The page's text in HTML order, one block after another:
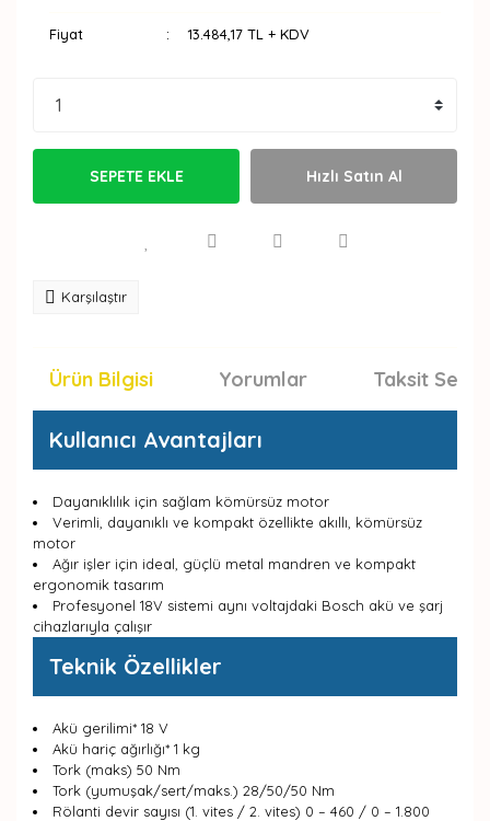
Fiyat 13.484,17 TL + KDV
SEPETE EKLE Hızlı Satın Al
Karşılaştır
Ürün Bilgisi Yorumlar Taksit
Kullanıcı Avantajları
Dayanıklılık için sağlam kömürsüz motor
Verimli, dayanıklı ve kompakt özellikte akıllı, kömürsüz
motor
Ağır işler için ideal, güçlü metal mandren ve kompakt
ergonomik tasarım
Profesyonel 18V sistemi aynı voltajdaki Bosch akü ve şarj
cihazlarıyla çalışır
Teknik Özellikler
Akü gerilimi* 18 V
Akü hariç ağırlığı* 1 kg
Tork (maks) 50 Nm
Tork (yumuşak/sert/maks.) 28/50/50 Nm
Rölanti devir sayısı (1. vites / 2. vites) 0 – 460 / 0 – 1.800